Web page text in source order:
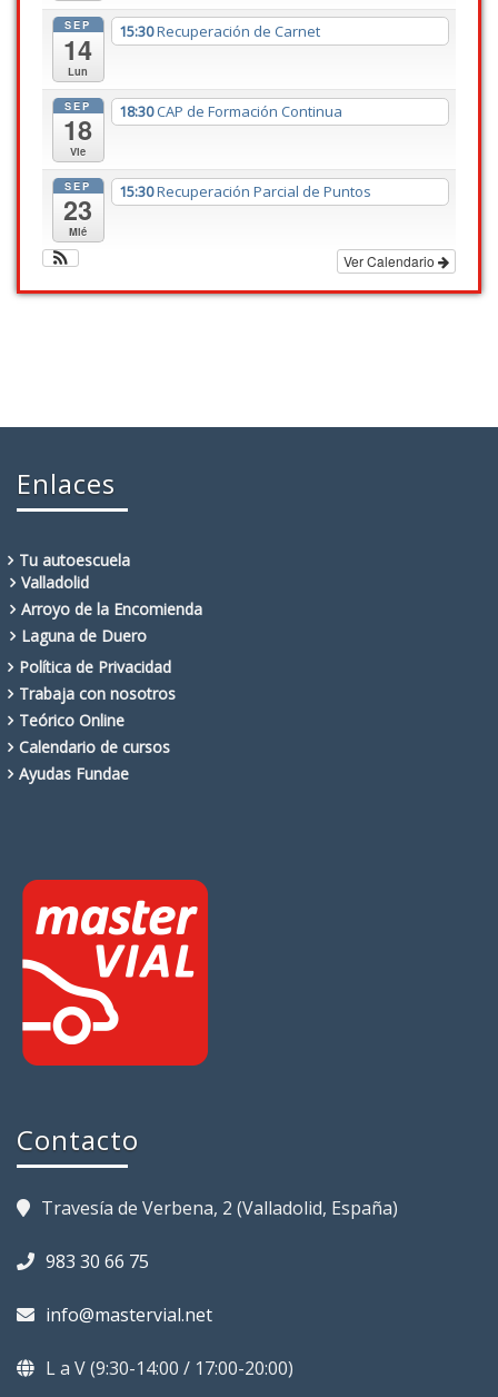
SEP
14
Lun
15:30Recuperación de Carnet
SEP
18
Vie
18:30CAP de Formación Continua
SEP
23
Mié
15:30Recuperación Parcial de Puntos
Ver Calendario
Enlaces
Tu autoescuela
Valladolid
Arroyo de la Encomienda
Laguna de Duero
Política de Privacidad
Trabaja con nosotros
Teórico Online
Calendario de cursos
Ayudas Fundae
Contacto
Travesía de Verbena, 2 (Valladolid, España)
983 30 66 75
info@mastervial.net
L a V (9:30-14:00 / 17:00-20:00)